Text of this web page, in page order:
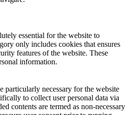
essential for the website to
only includes cookies that ensures
features of the website. These
information.
particularly necessary for the website
to collect user personal data via
contents are termed as non-necessary